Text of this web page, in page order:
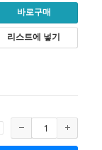
바로구매
리스트에 넣기